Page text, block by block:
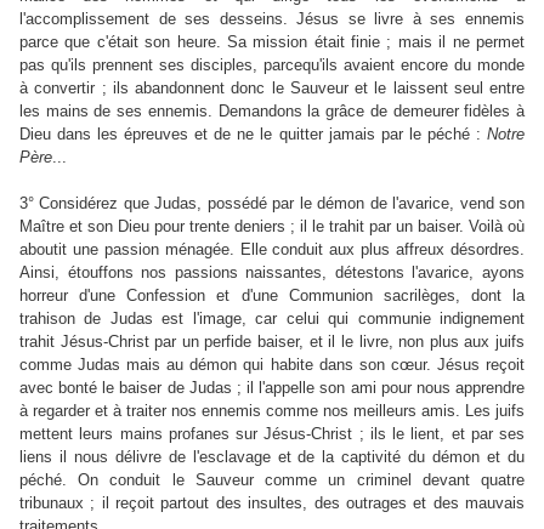
l'accomplissement de ses desseins. Jésus se livre à ses ennemis
parce que c'était son heure. Sa mission était finie ; mais il ne permet
pas qu'ils prennent ses disciples, parcequ'ils avaient encore du monde
à convertir ; ils abandonnent donc le Sauveur et le laissent seul entre
les mains de ses ennemis. Demandons la grâce de demeurer fidèles à
Dieu dans les épreuves et de ne le quitter jamais par le péché : Notre
Père...
3° Considérez que Judas, possédé par le démon de l'avarice, vend son
Maître et son Dieu pour trente deniers ; il le trahit par un baiser. Voilà où
aboutit une passion ménagée. Elle conduit aux plus affreux désordres.
Ainsi, étouffons nos passions naissantes, détestons l'avarice, ayons
horreur d'une Confession et d'une Communion sacrilèges, dont la
trahison de Judas est l'image, car celui qui communie indignement
trahit Jésus-Christ par un perfide baiser, et il le livre, non plus aux juifs
comme Judas mais au démon qui habite dans son cœur. Jésus reçoit
avec bonté le baiser de Judas ; il l'appelle son ami pour nous apprendre
à regarder et à traiter nos ennemis comme nos meilleurs amis. Les juifs
mettent leurs mains profanes sur Jésus-Christ ; ils le lient, et par ses
liens il nous délivre de l'esclavage et de la captivité du démon et du
péché. On conduit le Sauveur comme un criminel devant quatre
tribunaux ; il reçoit partout des insultes, des outrages et des mauvais